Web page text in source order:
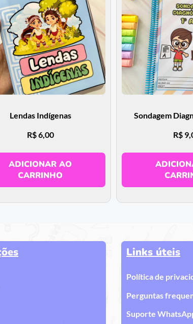
Lendas Indígenas
R$6,00
ADICIONAR AO
CARRINHO
Sondagem
R$
Links úteis
Política de
Perguntas
Suporte